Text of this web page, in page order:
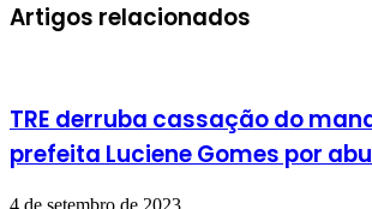
Artigos relacionados
TRE derruba cassação do
prefeita Luciene Gomes por
4 de setembro de 2023